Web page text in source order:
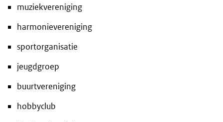
muziekvereniging
harmonievereniging
sportorganisatie
jeugdgroep
buurtvereniging
hobbyclub